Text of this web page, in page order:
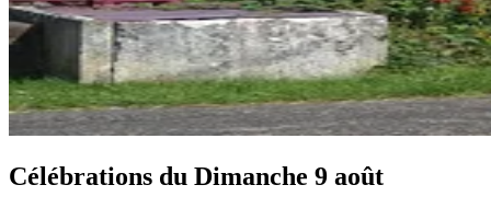
Célébrations du Dimanche 9 août